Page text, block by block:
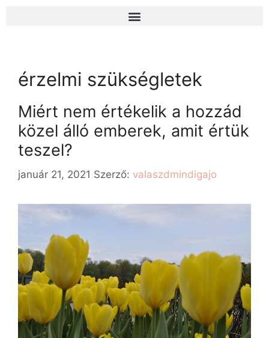
érzelmi szükségletek
Miért nem értékelik a hozzád
közel álló emberek, amit értük
teszel?
január 21, 2021 Szerző: valaszdmindigajo